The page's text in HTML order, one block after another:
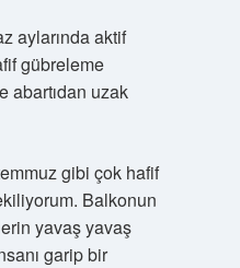
aylarında aktif
gübreleme
abartıdan uzak
gibi çok hafif
Balkonun
yavaş yavaş
garip bir